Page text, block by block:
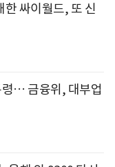
한 싸이월드, 또 신
령… 금융위, 대부업